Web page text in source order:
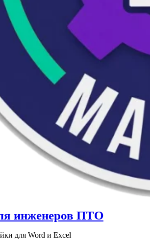
инженеров ПТО
для Word и Excel